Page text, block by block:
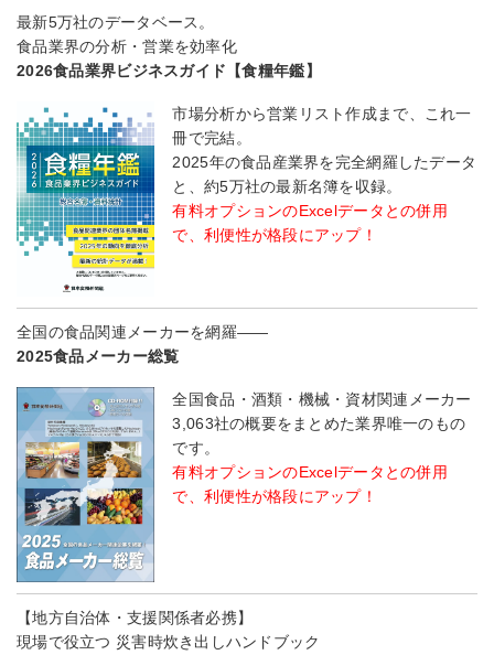
最新5万社のデータベース。
食品業界の分析・営業を効率化
2026食品業界ビジネスガイド【食糧年鑑】
市場分析から営業リスト作成まで、これ一
冊で完結。
2025年の食品産業界を完全網羅したデータ
と、約5万社の最新名簿を収録。
有料オプションのExcelデータとの併用
で、利便性が格段にアップ！
全国の食品関連メーカーを網羅――
2025食品メーカー総覧
全国食品・酒類・機械・資材関連メーカー
3,063社の概要をまとめた業界唯一のもの
です。
有料オプションのExcelデータとの併用
で、利便性が格段にアップ！
【地方自治体・支援関係者必携】
現場で役立つ 災害時炊き出しハンドブック